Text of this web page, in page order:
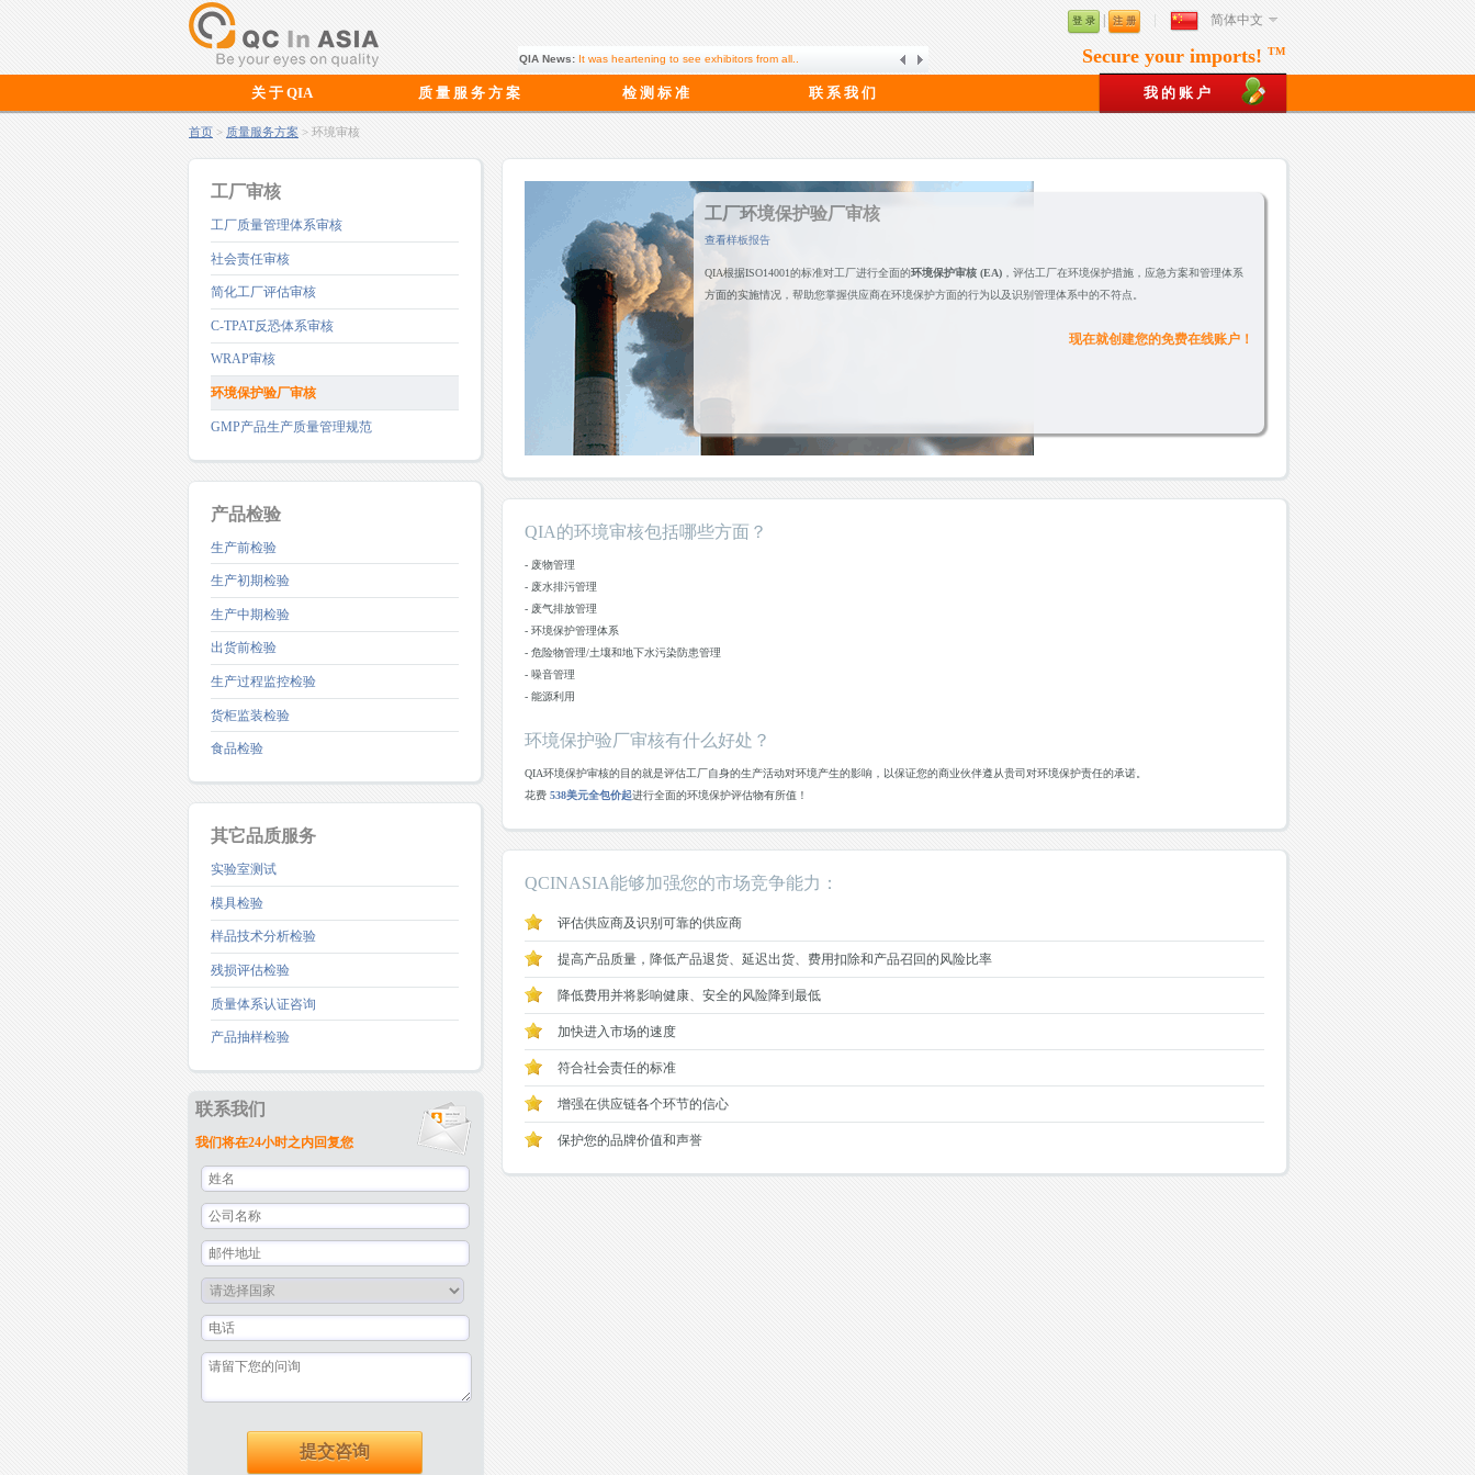
登 录 注 册 简体中文
QIA News: It was heartening to see exhibitors from all.. Secure your imports! TM
关 于 QIA 质 量 服 务 方 案 检 测 标 准 联 系 我 们 我 的 账 户
首页 > 质量服务方案 > 环境审核
工厂审核
工厂质量管理体系审核
社会责任审核
简化工厂评估审核
C-TPAT反恐体系审核
WRAP审核
环境保护验厂审核
GMP产品生产质量管理规范
产品检验
生产前检验
生产初期检验
生产中期检验
出货前检验
生产过程监控检验
货柜监装检验
食品检验
其它品质服务
实验室测试
模具检验
样品技术分析检验
残损评估检验
质量体系认证咨询
产品抽样检验
联系我们
我们将在24小时之内回复您
提交咨询
工厂环境保护验厂审核
查看样板报告
QIA根据ISO14001的标准对工厂进行全面的环境保护审核 (EA)，评估工厂在环境保护措施，应急方案和管理体系
方面的实施情况，帮助您掌握供应商在环境保护方面的行为以及识别管理体系中的不符点。
现在就创建您的免费在线账户！
QIA的环境审核包括哪些方面？
- 废物管理
- 废水排污管理
- 废气排放管理
- 环境保护管理体系
- 危险物管理/土壤和地下水污染防患管理
- 噪音管理
- 能源利用
环境保护验厂审核有什么好处？
QIA环境保护审核的目的就是评估工厂自身的生产活动对环境产生的影响，以保证您的商业伙伴遵从贵司对环境保护责任的承诺。
花费 538美元全包价起进行全面的环境保护评估物有所值！
QCINASIA能够加强您的市场竞争能力：
评估供应商及识别可靠的供应商
提高产品质量，降低产品退货、延迟出货、费用扣除和产品召回的风险比率
降低费用并将影响健康、安全的风险降到最低
加快进入市场的速度
符合社会责任的标准
增强在供应链各个环节的信心
保护您的品牌价值和声誉